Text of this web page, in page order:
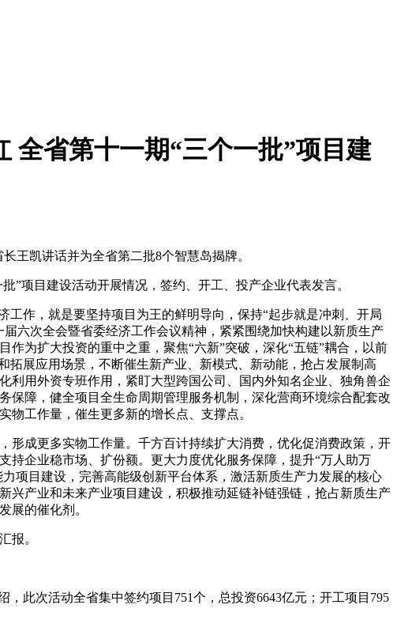
全省第十一期“三个一批”项目建
凯讲话并为全省第二批8个智慧岛揭牌。
项目建设活动开展情况，签约、开工、投产企业代表发言。
作，就是要坚持项目为王的鲜明导向，保持“起步就是冲刺、开局
六次全会暨省委经济工作会议精神，紧紧围绕加快构建以新质生产
为扩大投资的重中之重，聚焦“六新”突破，深化“五链”耦合，以前
拓展应用场景，不断催生新产业、新模式、新动能，抢占发展制高
利用外资专班作用，紧盯大型跨国公司、国内外知名企业、独角兽企
保障，健全项目全生命周期管理服务机制，深化营商环境综合配套改
工作量，催生更多新的增长点、支撑点。
成更多实物工作量。千方百计持续扩大消费，优化促消费政策，开
持企业稳市场、扩份额。更大力度优化服务保障，提升“万人助万
项目建设，完善高能级创新平台体系，激活新质生产力发展的核心
兴产业和未来产业项目建设，积极推动延链补链强链，抢占新质生产
展的催化剂。
报。
此次活动全省集中签约项目751个，总投资6643亿元；开工项目795